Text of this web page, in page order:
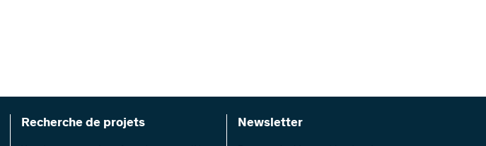
Recherche de projets Newsletter